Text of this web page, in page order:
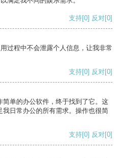
支持[0] 反对[0]
过程中不会泄露个人信息，让我非常
支持[0] 反对[0]
单的办公软件，终于找到了它。这
日常办公的所有需求。操作也很简
支持[0] 反对[0]